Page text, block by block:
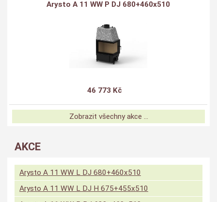
Arysto A 11 WW P DJ 680+460x510
46 773 Kč
Zobrazit všechny akce ...
AKCE
Arysto A 11 WW L DJ 680+460x510
Arysto A 11 WW L DJ H 675+455x510